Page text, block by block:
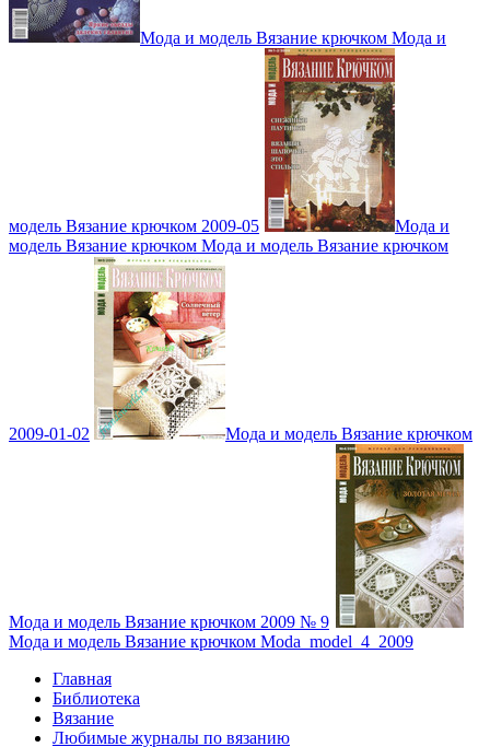
Мода и модель Вязание крючком Мода и
модель Вязание крючком 2009-05
Мода и
модель Вязание крючком Мода и модель Вязание крючком
2009-01-02 Мода и модель Вязание крючком
Мода и модель Вязание крючком 2009 № 9
Мода и модель Вязание крючком Moda_model_4_2009
Главная
Библиотека
Вязание
Любимые журналы по вязанию